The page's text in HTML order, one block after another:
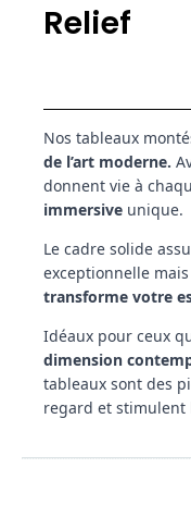
Relief
Nos tableaux
de l’art moderne.
donnent vie à
immersive unique.
Le cadre solide
exceptionnelle
transforme votre
Idéaux pour ceux
dimension
tableaux sont des
regard et stimulent